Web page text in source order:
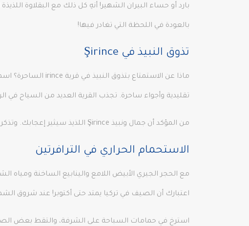
بارد أو حساء البيران الشهير! أنهِ كل ذلك مع البقلاوة
بالعودة في اللحظة التي تغادر فيها!
تذوق النبيذ في Şirince
تقليدية وأجواء ساحرة. تجذب القرية العديد من السياح في
من المؤكد أن جمال ونبيذ Şirince اللذيذ سيثير إعجابك. وتذكر – كونك نشيطا قليلا لا يؤذي أحدا!
الاستحمام الحراري في الترافرتين
مع الحجر الجيري الأبيض اللامع والينابيع الساخنة ومياه
اعتبارك أن الصيف في تركيا يمتد حتى أكتوبر! عند شروق
استرخ في حمامات السباحة على الشرفة، والتقط بعض